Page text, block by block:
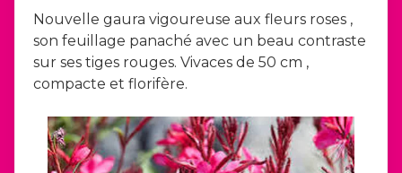
Nouvelle gaura vigoureuse aux fleurs roses ,
son feuillage panaché avec un beau contraste
sur ses tiges rouges. Vivaces de 50 cm ,
compacte et florifère.